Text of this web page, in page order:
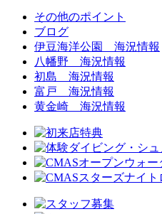
その他のポイント
ブログ
伊豆海洋公園 海況情報
八幡野 海況情報
初島 海況情報
富戸 海況情報
黄金崎 海況情報